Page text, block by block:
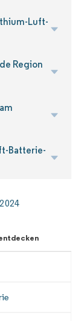
Luft-
Region
Batterie-